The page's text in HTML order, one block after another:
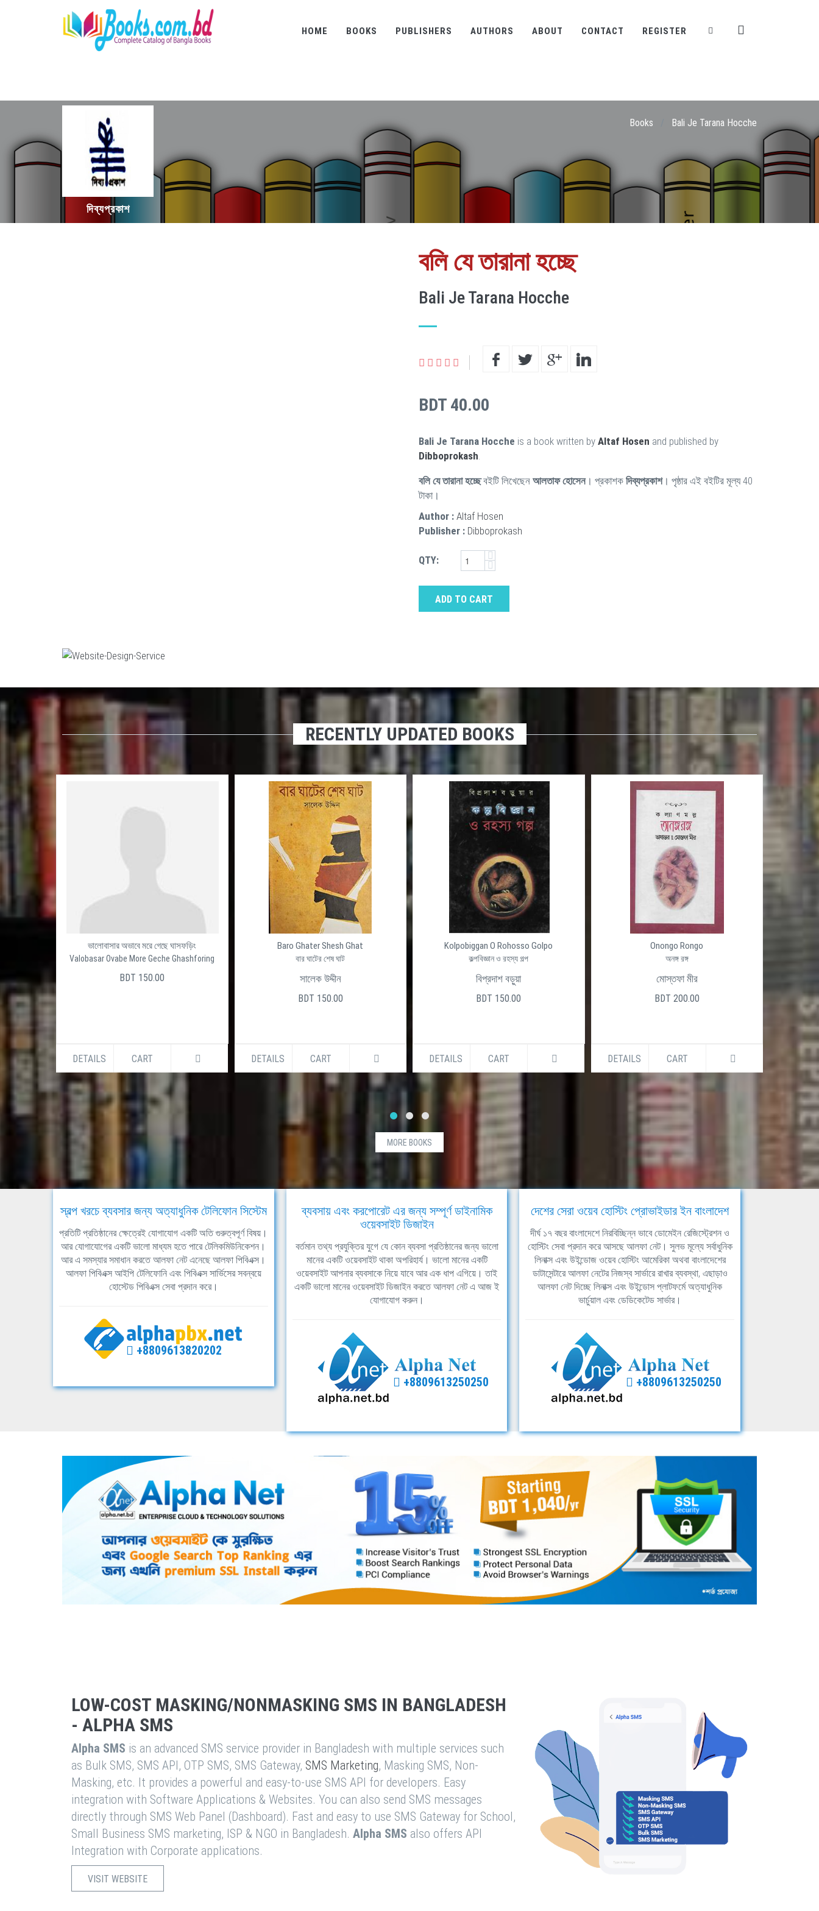
HOME BOOKS PUBLISHERS AUTHORS ABOUT CONTACT REGISTER
দিব্যপ্রকাশ
Books Bali Je Tarana Hocche
বলি যে তারানা হচ্ছে
Bali Je Tarana Hocche
BDT 40.00
Bali Je Tarana Hocche is a book written by Altaf Hosen and published by
Dibboprokash.
বলি যে তারানা হচ্ছেবইটি লিখেছেন আলতাফ হোসেন। প্রকাশক দিব্যপ্রকাশ। পৃষ্ঠার এই বইটির মূল্য 40
টাকা।
Author : Altaf Hosen
Publisher : Dibboprokash
QTY:
ADD TO CART
RECENTLY UPDATED BOOKS
ভালোবাসার অভাবে মরে গেছে ঘাসফড়িং
Valobasar Ovabe More Geche Ghashforing
BDT 150.00
DETAILS CART
Baro Ghater Shesh Ghat
বার ঘাটের শেষ ঘাট
সালেক উদ্দীন
BDT 150.00
DETAILS CART
Kolpobiggan O Rohosso Golpo
কল্পবিজ্ঞান ও রহস্য গল্প
বিপ্রদাশ বড়ুয়া
BDT 150.00
DETAILS CART
Onongo Rongo
অনঙ্গ রঙ্গ
মোস্তফা মীর
BDT 200.00
DETAILS CART DETAILS
MORE BOOKS
স্বল্প খরচে ব্যবসার জন্য অত্যাধুনিক টেলিফোন সিস্টেম
প্রতিটি প্রতিষ্ঠানের ক্ষেত্রেই যোগাযোগ একটি অতি গুরুত্বপূর্ণ বিষয়।
আর যোগাযোগের একটি ভালো মাধ্যম হতে পারে টেলিকমিউনিকেশন।
আর এ সমস্যার সমাধান করতে আলফা নেট এনেছে আলফা পিবিএক্স।
আলফা পিবিএক্স আইপি টেলিফোনি এবং পিবিএক্স সার্ভিসের সবন্বয়ে
হোস্টেড পিবিএক্স সেবা প্রদান করে।
+8809613820202
ব্যবসায় এবং করপোরেট এর জন্য সম্পূর্ণ ডাইনামিক
ওয়েবসাইট ডিজাইন
বর্তমান তথ্য প্রযুক্তির যুগে যে কোন ব্যবসা প্রতিষ্ঠানের জন্য ভালো
মানের একটি ওয়েবসাইট থাকা অপরিহার্য। ভালো মানের একটি
ওয়েবসাইট আপনার ব্যবসাকে নিয়ে যাবে আর এক ধাপ এগিয়ে। তাই
একটি ভালো মানের ওয়েবসাইট ডিজাইন করতে আলফা নেট এ আজ ই
যোগাযোগ করুন।
+8809613250250
দেশের সেরা ওয়েব হোস্টিং প্রোভাইডার ইন বাংলাদেশ
দীর্ঘ ১৭ বছর বাংলাদেশে নিরবিচ্ছিন্ন ভাবে ডোমেইন রেজিস্ট্রেশন ও
হোস্টিং সেবা প্রদান করে আসছে আলফা নেট। সুলভ মূল্যে সর্বাধুনিক
লিনাক্স এবং উইন্ডোজ ওয়েব হোস্টিং আমেরিকা অথবা বাংলাদেশের
ডাটাসেন্টারে আলফা নেটের নিজস্ব সার্ভারে রাখার ব্যবস্থা, এছাড়াও
আলফা নেট দিচ্ছে লিনাক্স এবং উইন্ডোস প্লাটফর্মে অত্যাধুনিক
ভার্চুয়াল এবং ডেডিকেটেড সার্ভার।
+8809613250250
LOW-COST MASKING/NONMASKING SMS IN BANGLADESH
- ALPHA SMS
Alpha SMS is an advanced SMS service provider in Bangladesh with multiple services such
as Bulk SMS, SMS API, OTP SMS, SMS Gateway, SMS Marketing, Masking SMS, Non-
Masking, etc. It provides a powerful and easy-to-use SMS API for developers. Easy
integration with Software Applications & Websites. You can also send SMS messages
directly through SMS Web Panel (Dashboard). Fast and easy to use SMS Gateway for School,
Small Business SMS marketing, ISP & NGO in Bangladesh. Alpha SMS also offers API
Integration with Corporate applications.
VISIT WEBSITE